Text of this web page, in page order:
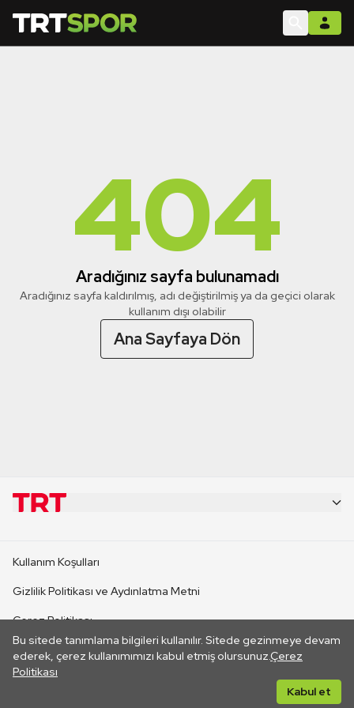
404
Aradığınız sayfa bulunamadı
Aradığınız sayfa kaldırılmış, adı değiştirilmiş ya da geçici olarak
kullanım dışı olabilir
Ana Sayfaya Dön
Bu sitede tanımlama bilgileri kullanılır. Sitede gezinmeye devam
ederek, çerez kullanımımızı kabul etmiş olursunuz.Çerez
Politikası
Kabul et
CANLI YAYINLAR
Kullanım Koşulları
Gizlilik Politikası ve Aydınlatma Metni
Çerez Politikası
İletişim
Her hakkı saklıdır. ©2026 TRT. Bağlantı yoluyla gidilen dış